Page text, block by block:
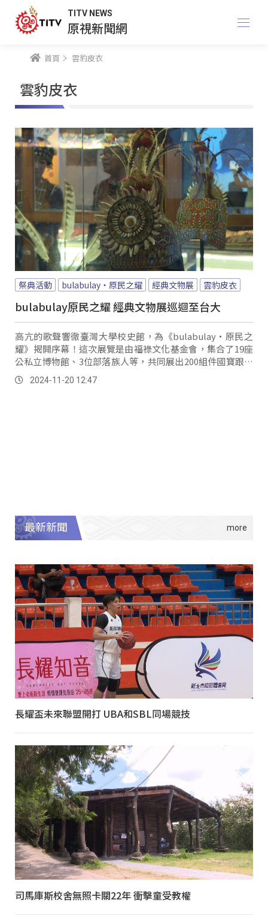
TITV NEWS
原視新聞網
首頁 雲豹皮衣
雲豹皮衣
祭典活動 bulabulay‧原民之耀 經典文物展 雲豹皮衣
bulabulay原民之耀 經典文物展巡迴至台大
高亢的歌聲響徹臺灣大學校史館，為《bulabulay‧原民之
耀》揭開序幕！這次展覽是由福祿文化基金會，集合了19座
公私立博物館、3位部落族人等，共同展出200組件國寶跟珍
貴文物，組成極具獨特性且深富歷史意義的經典文物，並在
16日邀請部落族人前來參與開展。
2024-11-20 12:47
最新新聞
長耀盃未來聯盟開打 UBA和SBL同場競技
司馬庫斯校舍無照卡關22年 衝擊童受教權